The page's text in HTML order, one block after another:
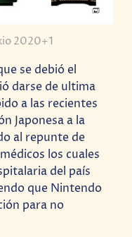
2020+1
se debió el
darse de ultima
a las recientes
Japonesa a la
al repunte de
los cuales
del país
que Nintendo
para no